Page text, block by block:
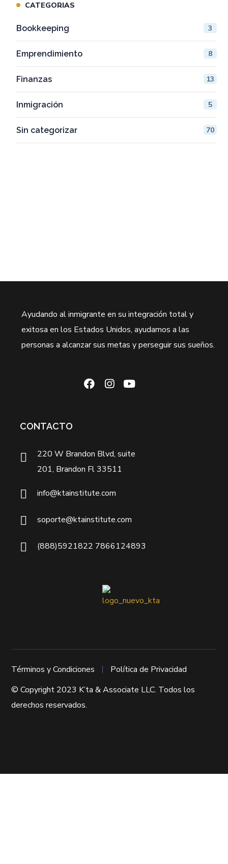
CATEGORIAS
Bookkeeping 3
Emprendimiento 8
Finanzas 13
Inmigración 5
Sin categorizar 70
Ayudando al inmigrante en su integración total y
exitosa en los Estados Unidos, ayudamos a las
personas a alcanzar sus metas y perseguir sus sueños.
CONTACTO
220 W Brandon Blvd, suite
201, Brandon Fl 33511
info@ktainstitute.com
soporte@ktainstitute.com
(888)5921822 7866124893
Términos y Condiciones
Política de Privacidad
© Copyright 2023 K’ta & Associate LLC. Todos los
derechos reservados.